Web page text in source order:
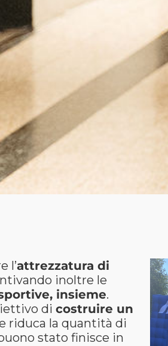
l’attrezzatura di
inoltre le
insieme.
dicostruire un
riduca la quantità di
stato finisce in